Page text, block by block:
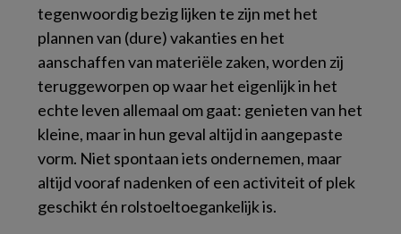
tegenwoordig bezig lijken te zijn met het
plannen van (dure) vakanties en het
aanschaffen van materiële zaken, worden zij
teruggeworpen op waar het eigenlijk in het
echte leven allemaal om gaat: genieten van het
kleine, maar in hun geval altijd in aangepaste
vorm. Niet spontaan iets ondernemen, maar
altijd vooraf nadenken of een activiteit of plek
geschikt én rolstoeltoegankelijk is.